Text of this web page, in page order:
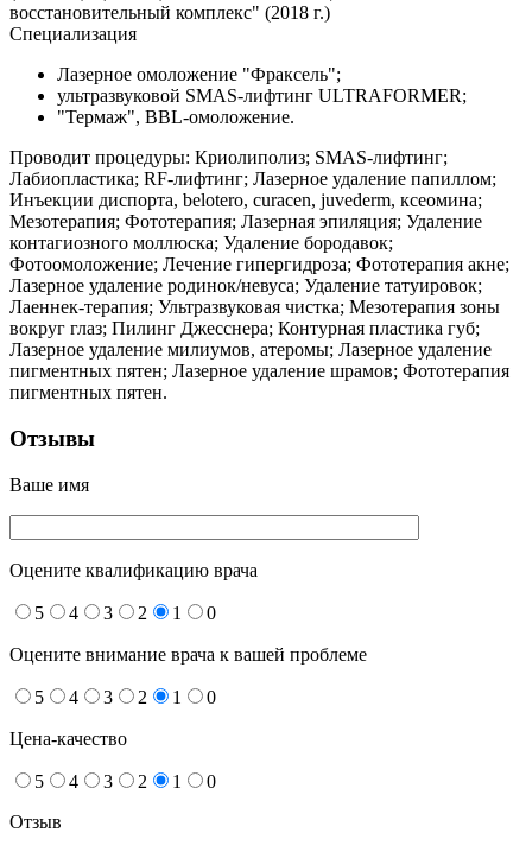
восстановительный комплекс" (2018 г.)
Специализация
Лазерное омоложение "Фраксель";
ультразвуковой SMAS-лифтинг ULTRAFORMER;
"Термаж", BBL-омоложение.
Проводит процедуры: Криолиполиз; SMAS-лифтинг;
Лабиопластика; RF-лифтинг; Лазерное удаление папиллом;
Инъекции диспорта, belotero, curacen, juvederm, ксеомина;
Мезотерапия; Фототерапия; Лазерная эпиляция; Удаление
контагиозного моллюска; Удаление бородавок;
Фотоомоложение; Лечение гипергидроза; Фототерапия акне;
Лазерное удаление родинок/невуса; Удаление татуировок;
Лаеннек-терапия; Ультразвуковая чистка; Мезотерапия зоны
вокруг глаз; Пилинг Джесснера; Контурная пластика губ;
Лазерное удаление милиумов, атеромы; Лазерное удаление
пигментных пятен; Лазерное удаление шрамов; Фототерапия
пигментных пятен.
Отзывы
Ваше имя
Оцените квалификацию врача
5 4 3 2 1 0
Оцените внимание врача к вашей проблеме
5 4 3 2 1 0
Цена-качество
5 4 3 2 1
0
Отзыв